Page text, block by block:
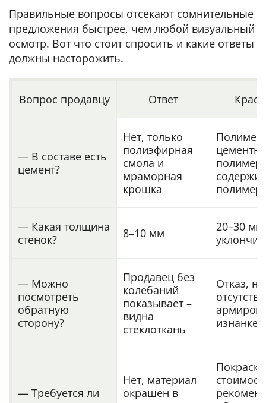
Правильные вопросы отсекают сомнительные
предложения быстрее, чем любой визуальный
осмотр. Вот что стоит спросить и какие ответы
должны насторожить.
Вопрос продавцу Ответ
— В составе есть
цемент?
Нет, только
полиэфирная
смола и
мраморная
крошка
— Какая толщина
стенок?
8–10 мм
20–30
— Можно
посмотреть
обратную
сторону?
Продавец без
колебаний
показывает –
видна
стеклоткань
Отказ,
изнанке
— Требуется ли
Нет, материал
окрашен в